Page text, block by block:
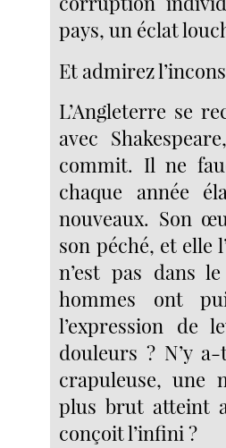
pays, un éclat
Et admirez
L’Angleterre se
avec
commit. Il ne
chaque année
nouveaux. Son
son péché, et elle
n’est pas dans
hommes ont
l’expression de
douleurs ? N’y
crapuleuse, une
plus brut atteint
conçoit l’infini ?